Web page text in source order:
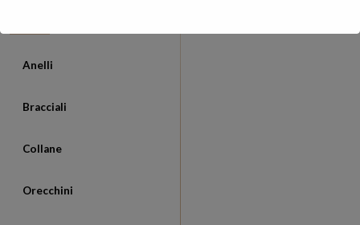
Anelli
Bracciali
Collane
Orecchini